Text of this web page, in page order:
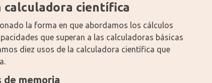
calculadora científica
la forma en que abordamos los cálculos
que superan a las calculadoras básicas
diez usos de la calculadora científica que
de memoria